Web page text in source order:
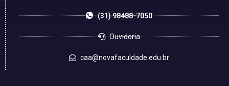
(31) 98488-7050
Ouvidoria
caa@novafaculdade.edu.br